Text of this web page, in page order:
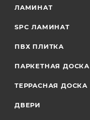
ЛАМИНАТ
SPC ЛАМИНАТ
ПВХ ПЛИТКА
ПАРКЕТНАЯ ДОСКА
ТЕРРАСНАЯ ДОСКА
ДВЕРИ